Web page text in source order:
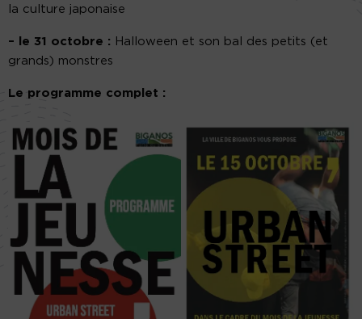
la culture japonaise
– le 31 octobre : Halloween et son bal des petits (et
grands) monstres
Le programme complet :